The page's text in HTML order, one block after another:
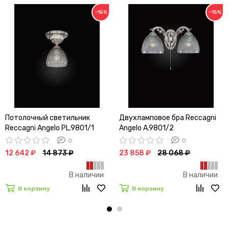
−15%
Потолочный светильник
Reccagni Angelo PL.9801/1
0
12 642 ₽ 14 873 ₽
В наличии
В корзину
−15%
Двухламповое бра Reccagni
Angelo A.9801/2
0
23 858 ₽ 28 068 ₽
В наличии
В корзину